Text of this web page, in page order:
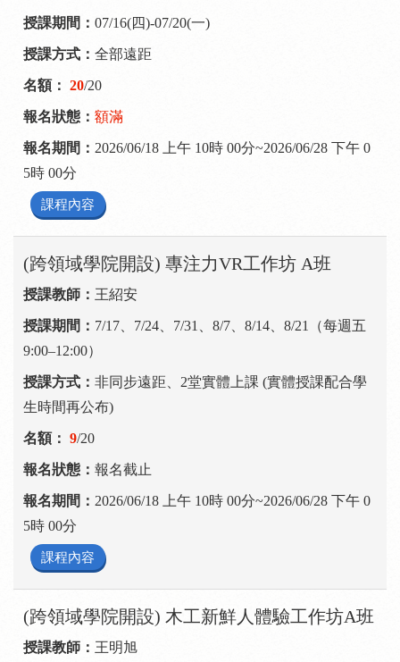
07/16(四)-07/20(一)
全部遠距
20/20
額滿
2026/06/18 上午 10時 00分~2026/06/28 下午 0
5時 00分
課程內容
(跨領域學院開設) 專注力VR工作坊 A班
王紹安
7/17、7/24、7/31、8/7、8/14、8/21（每週五
9:00–12:00）
非同步遠距、2堂實體上課 (實體授課配合學
生時間再公布)
9/20
報名截止
2026/06/18 上午 10時 00分~2026/06/28 下午 0
5時 00分
課程內容
(跨領域學院開設) 木工新鮮人體驗工作坊A班
王明旭